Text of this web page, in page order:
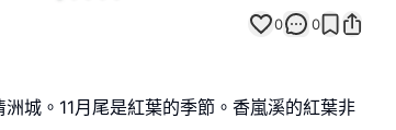
0 0
城。11月尾是紅葉的季節。香嵐溪的紅葉非